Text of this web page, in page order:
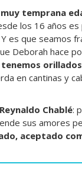
temprana
los 16 años
es que seamos
Deborah hace
en cantinas y
Reynaldo Chablé:
sus amores
aceptado